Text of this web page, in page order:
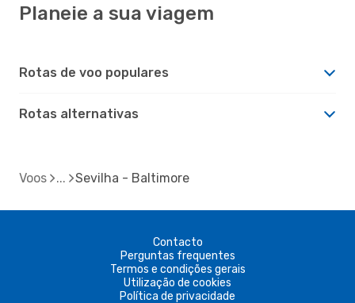
Planeie a sua viagem
Rotas de voo populares
Rotas alternativas
Voos Sevilha - Baltimore
Contacto
Perguntas frequentes
Termos e condições gerais
Utilização de cookies
Política de privacidade